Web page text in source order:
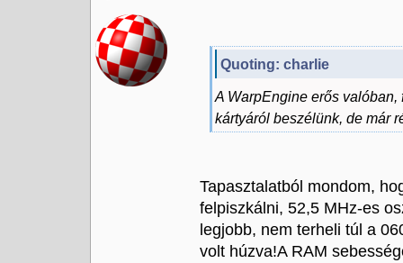
Quoting: charlie
A WarpEngine erős
kártyáról beszélünk, de már
Tapasztalatból mondom,
felpiszkálni, 52,5 MHz-es
legjobb, nem terheli túl a
volt húzva!A RAM